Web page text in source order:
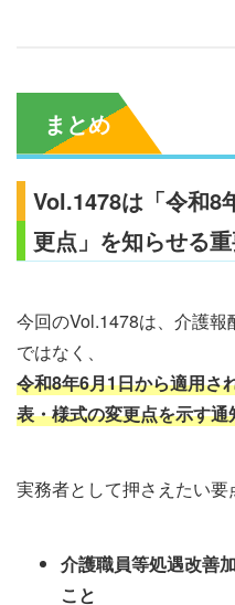
まとめ
Vol.1478は「令和8
更点」を知らせる
今回のVol.1478は、介護
ではなく、
令和8年6月1日から適用さ
表・様式の変更点を示す通
実務者として押さえたい要
介護職員等処遇改善
こと